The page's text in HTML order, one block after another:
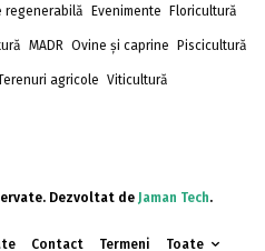
regenerabilă Evenimente Floricultură
MADR Ovine și caprine Piscicultură
agricole Viticultură
Dezvoltat de Jaman Tech.
Contact Termeni Toate